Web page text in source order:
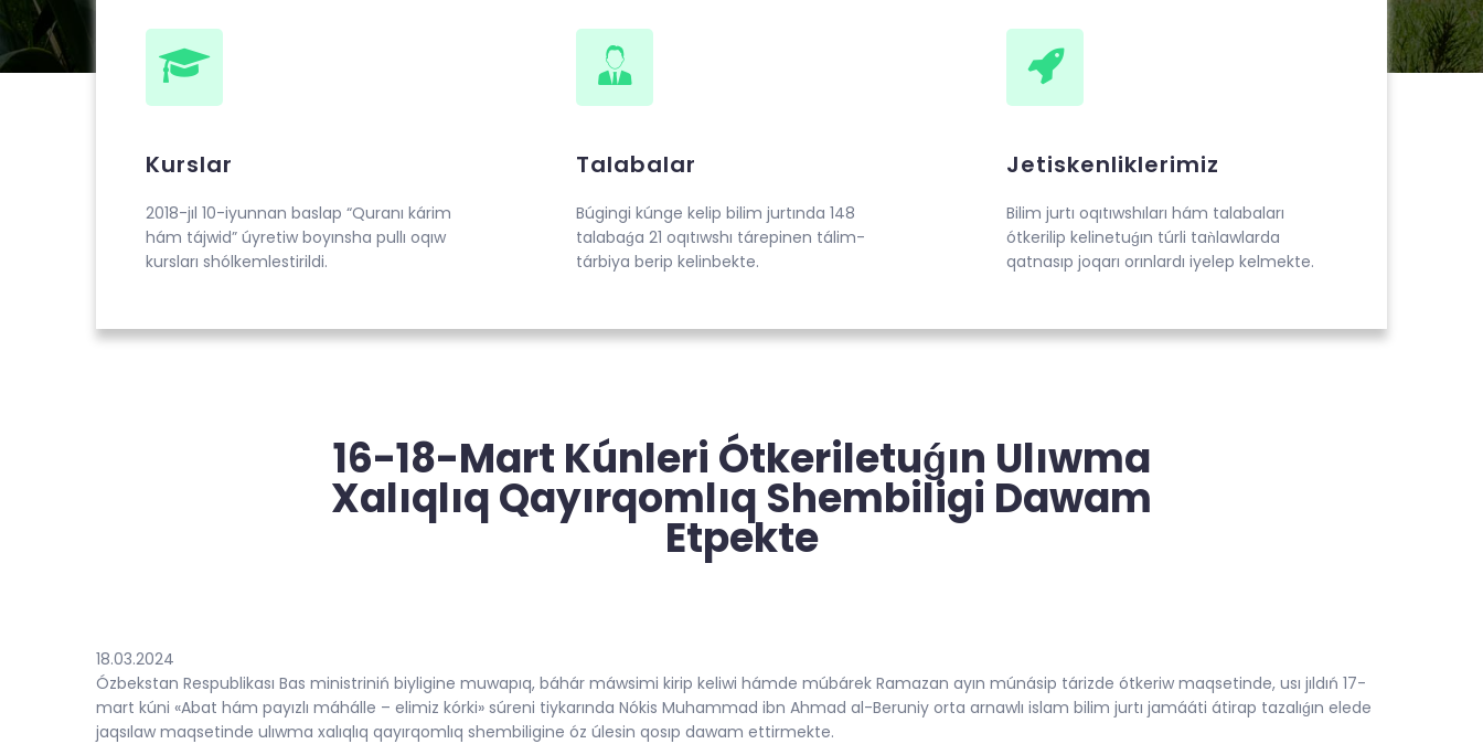
Kurslar
2018-jıl 10-iyunnan baslap “Quranı kárim
hám tájwid” úyretiw boyınsha pullı oqıw
kursları shólkemlestirildi.
Talabalar
Búgingi kúnge kelip bilim jurtında 148
talabaǵa 21 oqıtıwshı tárepinen tálim-
tárbiya berip kelinbekte.
Jetiskenliklerimiz
Bilim jurtı oqıtıwshıları hám talabaları
ótkerilip kelinetuǵın túrli taǹlawlarda
qatnasıp joqarı orınlardı iyelep kelmekte.
16-18-Mart Kúnleri Ótkeriletuǵın Ulıwma
Xalıqlıq Qayırqomlıq Shembiligi Dawam
Etpekte
18.03.2024
Ózbekstan Respublikası Bas ministriniń biyligine muwapıq, báhár máwsimi kirip keliwi hámde múbárek Ramazan ayın múnásip tárizde ótkeriw maqsetinde, usı jıldıń 17-
mart kúni «Abat hám payızlı máhálle – elimiz kórki» súreni tiykarında Nókis Muhammad ibn Ahmad al-Beruniy orta arnawlı islam bilim jurtı jamááti átirap tazalıǵın elede
jaqsılaw maqsetinde ulıwma xalıqlıq qayırqomlıq shembiligine óz úlesin qosıp dawam ettirmekte.